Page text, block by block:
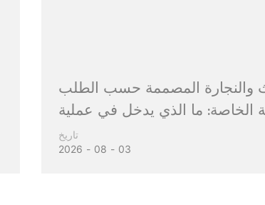
والنجارة المصممة حسب الطلب
الخاصة: ما الذي يدخل في عملية
التجهيز الكاملة
تاريخ
2026
08 03